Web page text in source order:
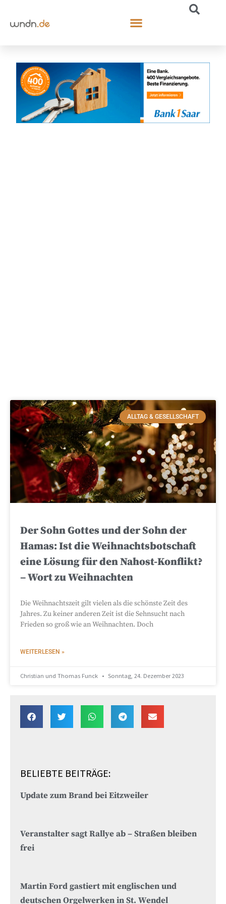
ALLTAG & GESELLSCHAFT
Der Sohn Gottes und der Sohn der
Hamas: Ist die Weihnachtsbotschaft
eine Lösung für den Nahost-Konflikt?
– Wort zu Weihnachten
Die Weihnachtszeit gilt vielen als die schönste Zeit des
Jahres. Zu keiner anderen Zeit ist die Sehnsucht nach
Frieden so groß wie an Weihnachten. Doch
WEITERLESEN »
Christian und Thomas Funck Sonntag, 24. Dezember 2023
BELIEBTE BEITRÄGE:
Update zum Brand bei Eitzweiler
Veranstalter sagt Rallye ab – Straßen bleiben
frei
Martin Ford gastiert mit englischen und
deutschen Orgelwerken in St. Wendel